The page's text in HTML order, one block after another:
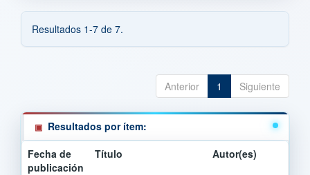
Resultados 1-7 de 7.
Anterior 1 Siguiente
Resultados por ítem:
Fecha de
publicación
Título Autor(es)